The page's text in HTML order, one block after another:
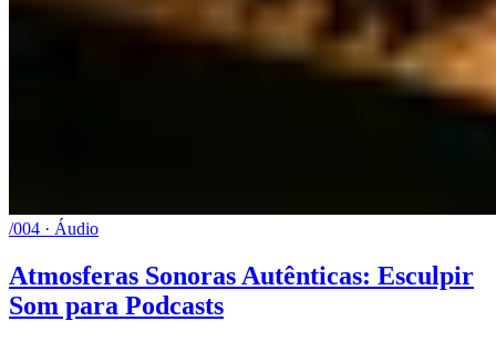
/004 · Áudio
Atmosferas Sonoras Autênticas: Esculpir
Som para Podcasts